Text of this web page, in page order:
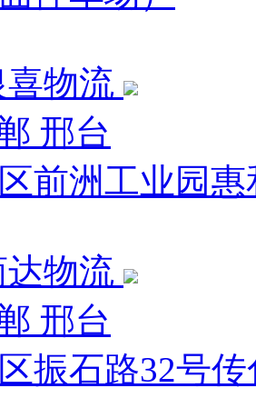
物流
邢台
前洲工业园
物流
邢台
振石路32号